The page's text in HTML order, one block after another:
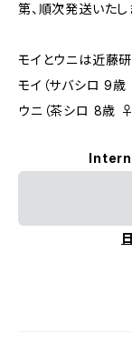
第、順次発送いたし
モイとウニは近藤研
モイ（サバシロ 9歳
ウニ（茶シロ 8歳 ♀